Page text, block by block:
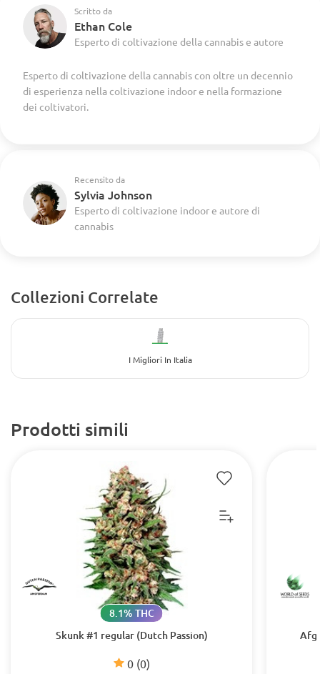
Scritto da
Ethan Cole
Esperto di coltivazione della cannabis e autore
Esperto di coltivazione della cannabis con oltre un decennio
di esperienza nella coltivazione indoor e nella formazione
dei coltivatori.
Recensito da
Sylvia Johnson
Esperto di coltivazione indoor e autore di
cannabis
Collezioni Correlate
I Migliori In Italia
Prodotti simili
Skunk #1 regular (Dutch Passion)
0 (0)
8.1% THC